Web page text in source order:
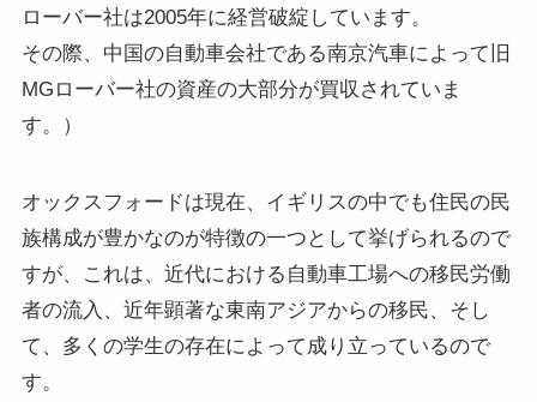
ローバー社は2005年に経営破綻しています。
その際、中国の自動車会社である南京汽車によって旧
MGローバー社の資産の大部分が買収されていま
す。）
オックスフォードは現在、イギリスの中でも住民の民
族構成が豊かなのが特徴の一つとして挙げられるので
すが、これは、近代における自動車工場への移民労働
者の流入、近年顕著な東南アジアからの移民、そし
て、多くの学生の存在によって成り立っているので
す。